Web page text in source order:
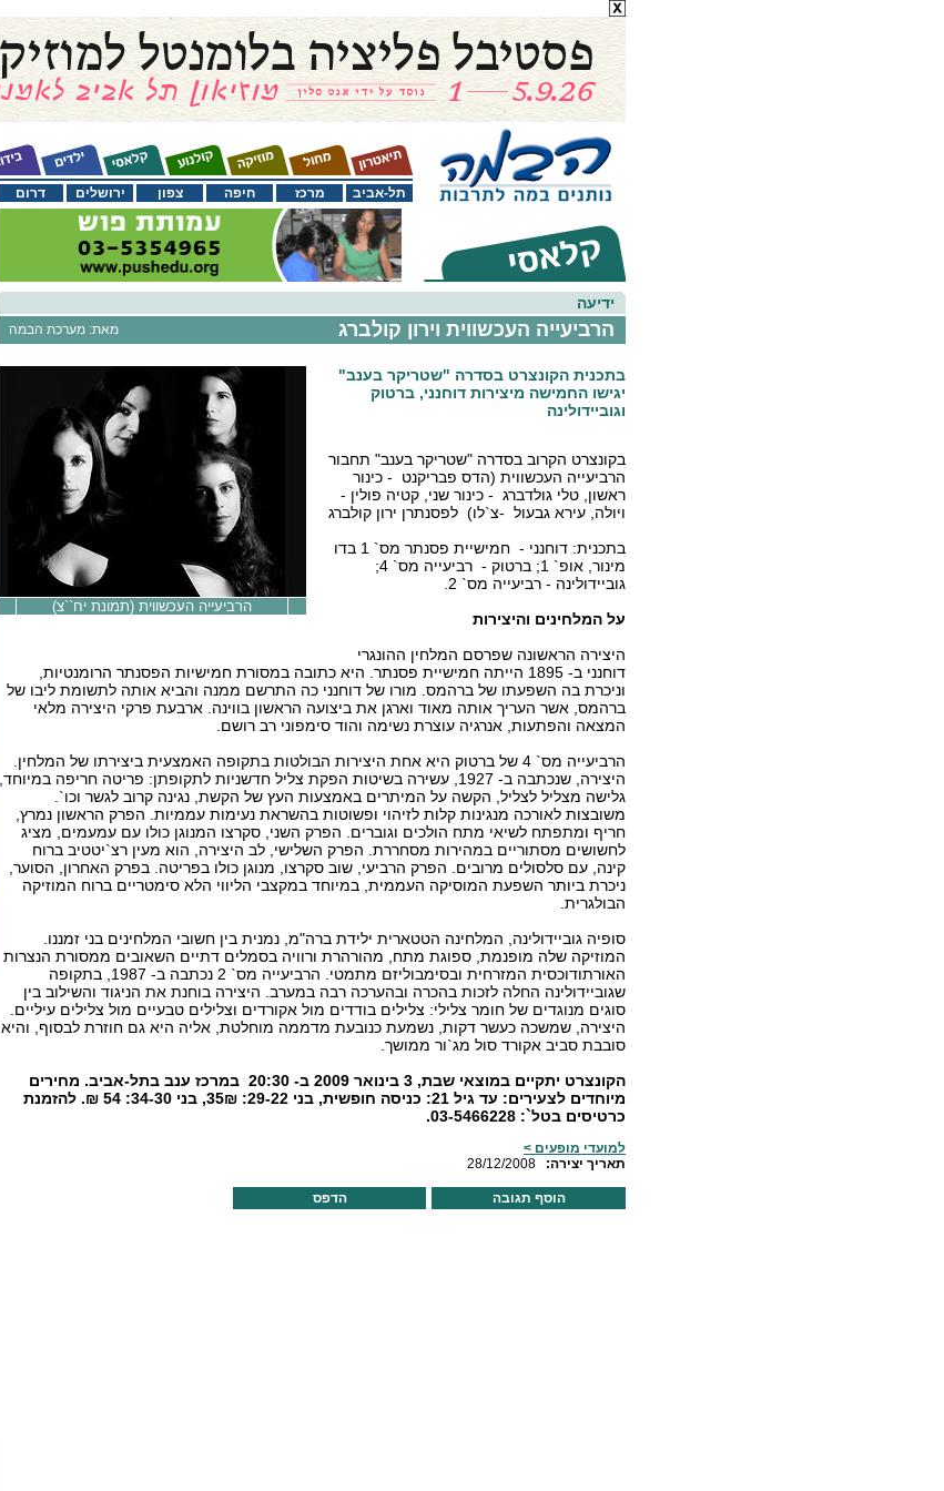
דרום ירושלים צפון חיפה מרכז תל-אביב
ידיעה
מאת: מערכת הבמה הרביעייה העכשווית וירון קולברג
הרביעייה העכשווית (תמונת יח``צ)
בתכנית הקונצרט בסדרה "שטריקר בענב"
יגישו החמישה מיצירות דוחנני, ברטוק
וגוביידולינה
בקונצרט הקרוב בסדרה "שטריקר בענב" תחבור
הרביעייה העכשווית (הדס פבריקנט - כינור
ראשון, טלי גולדברג - כינור שני, קטיה פולין -
ויולה, עירא גבעול -צ`לו) לפסנתרן ירון קולברג
בתכנית: דוחנני - חמישיית פסנתר מס` 1 בדו
מינור, אופ` 1; ברטוק - רביעייה מס` 4;
גוביידולינה - רביעייה מס` 2.
על המלחינים והיצירות
היצירה הראשונה שפרסם המלחין ההונגרי
דוחנני ב- 1895 הייתה חמישיית פסנתר. היא כתובה במסורת חמישיות הפסנתר הרומנטיות,
וניכרת בה השפעתו של ברהמס. מורו של דוחנני כה התרשם ממנה והביא אותה לתשומת ליבו של
ברהמס, אשר העריך אותה מאוד וארגן את ביצועה הראשון בווינה. ארבעת פרקי היצירה מלאי
המצאה והפתעות, אנרגיה עוצרת נשימה והוד סימפוני רב רושם.
הרביעייה מס` 4 של ברטוק היא אחת היצירות הבולטות בתקופה האמצעית ביצירתו של המלחין.
היצירה, שנכתבה ב- 1927, עשירה בשיטות הפקת צליל חדשניות לתקופתן: פריטה חריפה במיוחד,
גלישה מצליל לצליל, הקשה על המיתרים באמצעות העץ של הקשת, נגינה קרוב לגשר וכו`.
משובצות לאורכה מנגינות קלות לזיהוי ופשוטות בהשראת נעימות עממיות. הפרק הראשון נמרץ,
חריף ומתפתח לשיאי מתח הולכים וגוברים. הפרק השני, סקרצו המנוגן כולו עם עמעמים, מציג
לחשושים מסתוריים במהירות מסחררת. הפרק השלישי, לב היצירה, הוא מעין רצ`יטטיב ברוח
קינה, עם סלסולים מרובים. הפרק הרביעי, שוב סקרצו, מנוגן כולו בפריטה. בפרק האחרון, הסוער,
ניכרת ביותר השפעת המוסיקה העממית, במיוחד במקצבי הליווי הלא סימטריים ברוח המוזיקה
הבולגרית.
סופיה גוביידולינה, המלחינה הטטארית ילידת ברה"מ, נמנית בין חשובי המלחינים בני זמננו.
המוזיקה שלה מופנמת, ספוגת מתח, מהורהרת ורוויה בסמלים דתיים השאובים ממסורת הנצרות
האורתודוכסית המזרחית ובסימבוליזם מתמטי. הרביעייה מס` 2 נכתבה ב- 1987, בתקופה
שגוביידולינה החלה לזכות בהכרה ובהערכה רבה במערב. היצירה בוחנת את הניגוד והשילוב בין
סוגים מנוגדים של חומר צלילי: צלילים בודדים מול אקורדים וצלילים טבעיים מול צלילים עיליים.
היצירה, שמשכה כעשר דקות, נשמעת כנובעת מדממה מוחלטת, אליה היא גם חוזרת לבסוף, והיא
סובבת סביב אקורד סול מג`ור ממושך.
הקונצרט יתקיים במוצאי שבת, 3 בינואר 2009 ב- 20:30 במרכז ענב בתל-אביב. מחירים
מיוחדים לצעירים: עד גיל 21: כניסה חופשית, בני 29-22: 35₪, בני 34-30: 54 ₪. להזמנת
כרטיסים בטל`: 03-5466228.
למועדי מופעים >
28/12/2008
:תאריך יצירה
הדפס הוסף תגובה